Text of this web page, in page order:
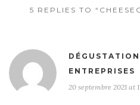
k
5 REPLIES TO
ENTREPRISES
20 septembre 2021 at